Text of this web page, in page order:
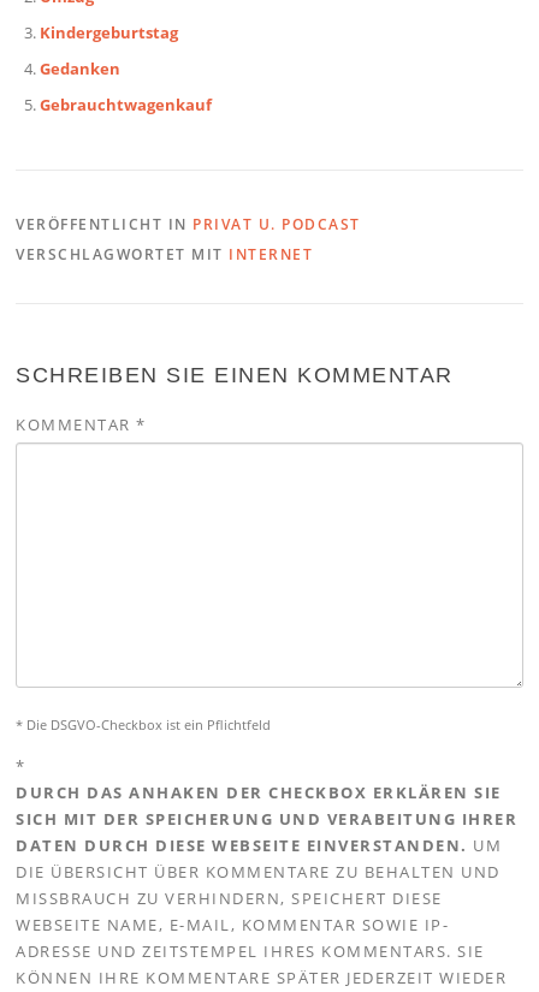
Kindergeburtstag
Gedanken
Gebrauchtwagenkauf
VERÖFFENTLICHT IN PRIVAT U. PODCAST
VERSCHLAGWORTET MIT INTERNET
SCHREIBEN SIE EINEN KOMMENTAR
KOMMENTAR*
* Die DSGVO-Checkbox ist ein Pflichtfeld
*
DURCH DAS ANHAKEN DER CHECKBOX ERKLÄREN SIE
SICH MIT DER SPEICHERUNG UND VERABEITUNG IHRER
DATEN DURCH DIESE WEBSEITE EINVERSTANDEN. UM
DIE ÜBERSICHT ÜBER KOMMENTARE ZU BEHALTEN UND
MISSBRAUCH ZU VERHINDERN, SPEICHERT DIESE
WEBSEITE NAME, E-MAIL, KOMMENTAR SOWIE IP-
ADRESSE UND ZEITSTEMPEL IHRES KOMMENTARS. SIE
KÖNNEN IHRE KOMMENTARE SPÄTER JEDERZEIT WIEDER